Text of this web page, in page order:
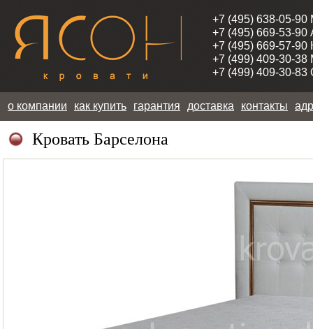
+7 (495) 638-05-90
+7 (495) 669-53-90
+7 (495) 669-57-90
+7 (499) 409-30-38
+7 (499) 409-30-83
о компании как купить гарантия доставка контакты
Кровать Барселона